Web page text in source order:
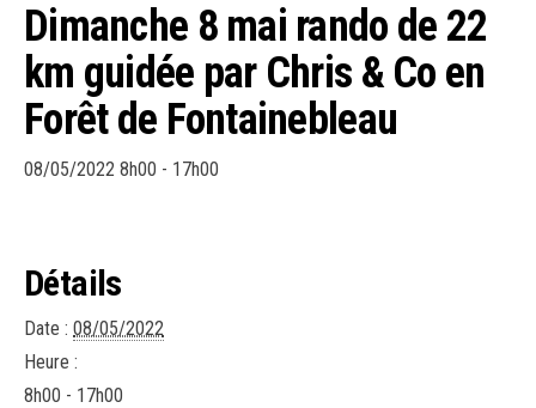
Dimanche 8 mai rando de 22
km guidée par Chris & Co en
Forêt de Fontainebleau
08/05/2022 8h00 - 17h00
Détails
Date : 08/05/2022
Heure :
8h00 - 17h00